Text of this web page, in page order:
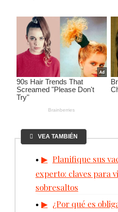
VEA TAMBIÉN
Planifique sus
experto: claves para
sobresaltos
¿Por qué es